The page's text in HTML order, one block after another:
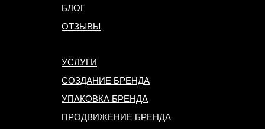
ОТЗЫВЫ
БЛОГ
УСЛУГИ
СОЗДАНИЕ БРЕНДА
УПАКОВКА БРЕНДА
ПРОДВИЖЕНИЕ БРЕНДА